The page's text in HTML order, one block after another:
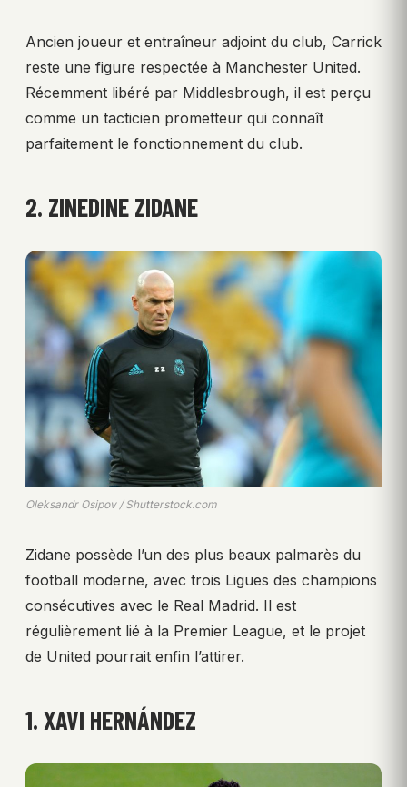
Ancien joueur et entraîneur adjoint du club, Carrick
reste une figure respectée à Manchester United.
Récemment libéré par Middlesbrough, il est perçu
comme un tacticien prometteur qui connaît
parfaitement le fonctionnement du club.
2. ZINEDINE ZIDANE
Oleksandr Osipov / Shutterstock.com
Zidane possède l’un des plus beaux palmarès du
football moderne, avec trois Ligues des champions
consécutives avec le Real Madrid. Il est
régulièrement lié à la Premier League, et le projet
de United pourrait enfin l’attirer.
1. XAVI HERNÁNDEZ